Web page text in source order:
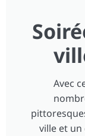
Avec
ville et